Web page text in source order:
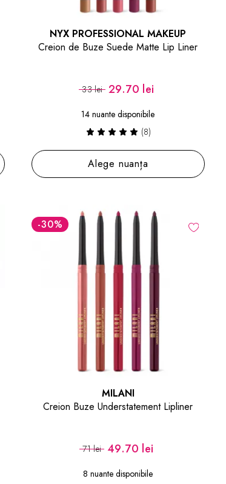
NYX PROFESSIONAL MAKEUP
Creion de Buze Suede Matte Lip Liner
33 lei 29.70 lei
14 nuante disponibile
(8)
Alege nuanța
-30%
MILANI
Creion Buze Understatement Lipliner
71 lei 49.70 lei
8 nuante disponibile